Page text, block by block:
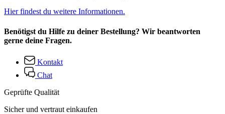
Hier findest du weitere Informationen.
Benötigst du Hilfe zu deiner Bestellung? Wir beantworten
gerne deine Fragen.
Kontakt
Chat
Geprüfte Qualität
Sicher und vertraut einkaufen